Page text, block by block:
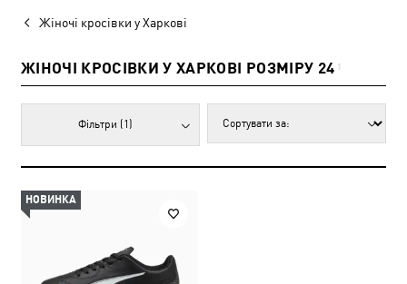
Жіночі кросівки у Харкові
ЖІНОЧІ КРОСІВКИ У ХАРКОВІ РОЗМІРУ 24 1
Фільтри (1)
НОВИНКА